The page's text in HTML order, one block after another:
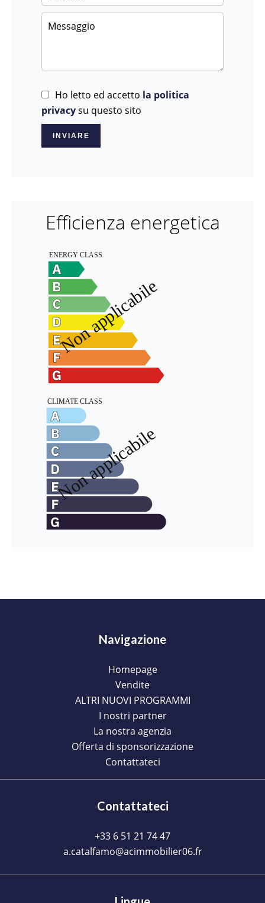
Ho letto ed accetto la politica
privacysu questo sito
INVIARE
Efficienza energetica
Navigazione
Homepage
Vendite
ALTRI NUOVI PROGRAMMI
I nostri partner
La nostra agenzia
Offerta di sponsorizzazione
Contattateci
Contattateci
+33 6 51 21 74 47
a.catalfamo@acimmobilier06.fr